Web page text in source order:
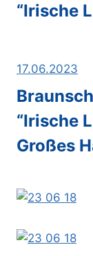
“Irische
17.06.2023
“Irische
Großes